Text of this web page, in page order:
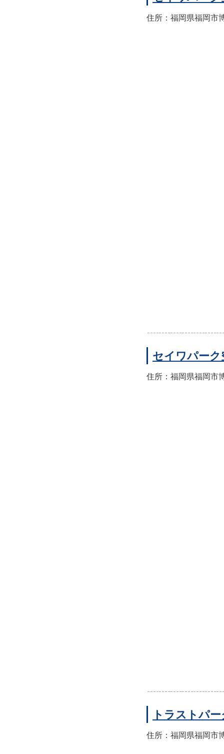
住所：福岡県福岡市
セイワパーク
住所：福岡県福岡市
トラストパ
住所：福岡県福岡市